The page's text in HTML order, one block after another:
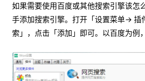
如果需要使用百度或其他搜索引擎该怎
手添加搜索引擎。打开「设置菜单→ 插
索」，点击「添加」即可。以百度为例